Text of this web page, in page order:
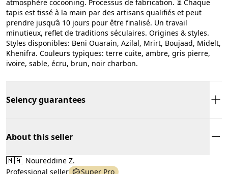
atmosphère cocooning. Processus de fabrication. ⏳ Chaque
tapis est tissé à la main par des artisans qualifiés et peut
prendre jusqu’à 10 jours pour être finalisé. Un travail
minutieux, reflet de traditions séculaires. Origines & styles.
Styles disponibles: Beni Ouarain, Azilal, Mrirt, Boujaad, Midelt,
Khenifra. Couleurs typiques: terre cuite, ambre, gris pierre,
ivoire, sable, écru, brun, noir charbon.
Selency guarantees
About this seller
🇲🇦 Noureddine Z.
Professional seller
Super Pro